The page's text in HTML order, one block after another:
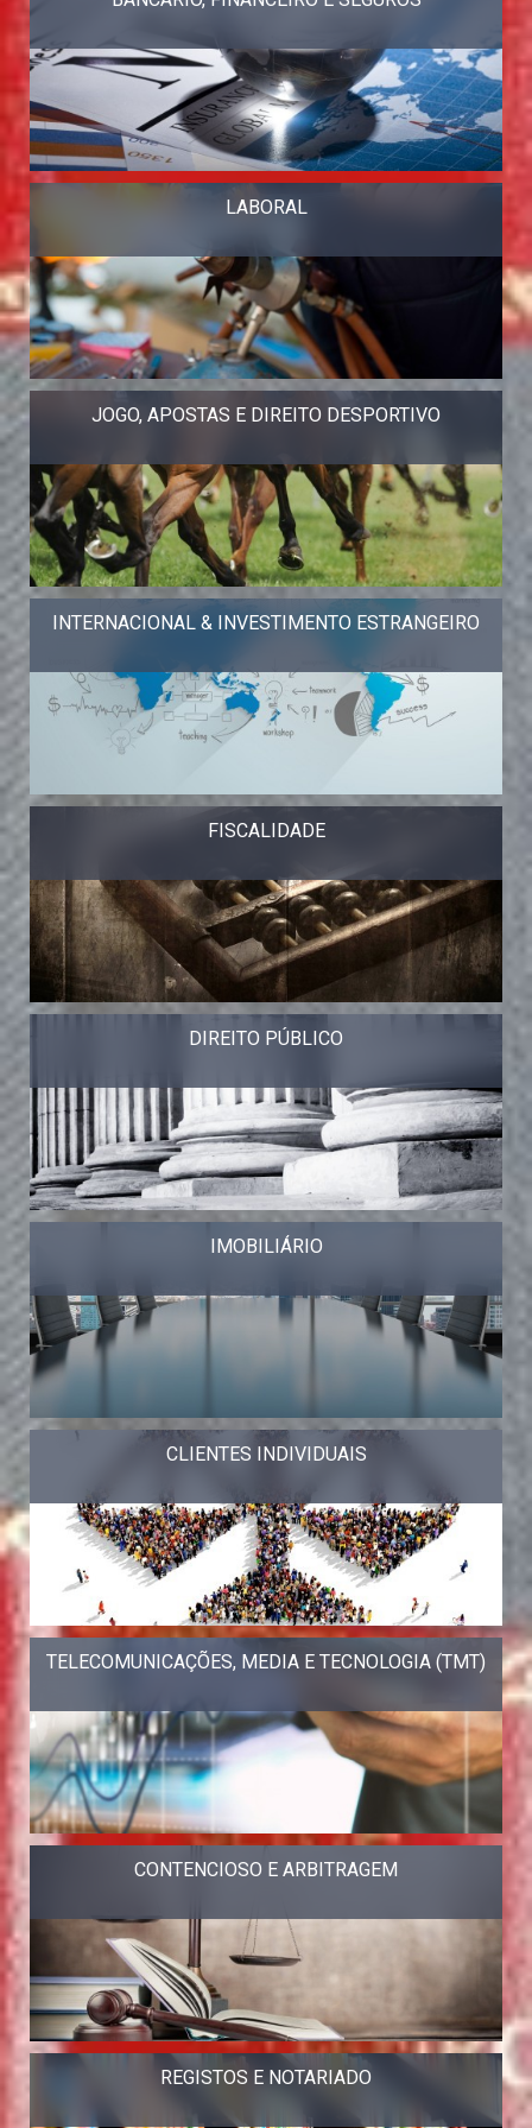
LABORAL
JOGO, APOSTAS E DIREITO DESPORTIVO
INTERNACIONAL & INVESTIMENTO ESTRANGEIRO
FISCALIDADE
DIREITO PÚBLICO
IMOBILIÁRIO
CLIENTES INDIVIDUAIS
TELECOMUNICAÇÕES, MEDIA E TECNOLOGIA (TMT)
CONTENCIOSO E ARBITRAGEM
REGISTOS E NOTARIADO